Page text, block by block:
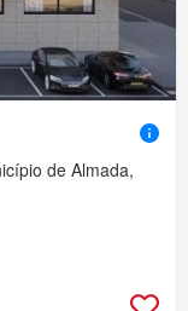
de Almada,